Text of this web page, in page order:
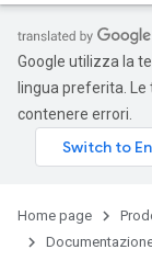
Google utilizza la
lingua preferita.
contenere errori.
Home page